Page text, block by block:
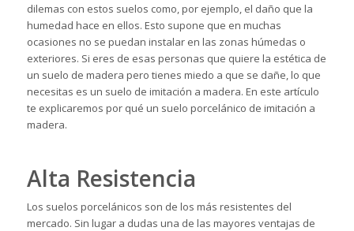
dilemas con estos suelos como, por ejemplo, el daño que la
humedad hace en ellos. Esto supone que en muchas
ocasiones no se puedan instalar en las zonas húmedas o
exteriores. Si eres de esas personas que quiere la estética de
un suelo de madera pero tienes miedo a que se dañe, lo que
necesitas es un suelo de imitación a madera. En este artículo
te explicaremos por qué un suelo porcelánico de imitación a
madera.
Alta Resistencia
Los suelos porcelánicos son de los más resistentes del
mercado. Sin lugar a dudas una de las mayores ventajas de